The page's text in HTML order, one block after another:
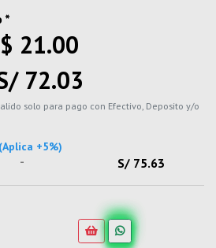
*
$ 21.00
72.03
solo para pago con Efectivo, Deposito y/o
(Aplica +5%)
- S/ 75.63